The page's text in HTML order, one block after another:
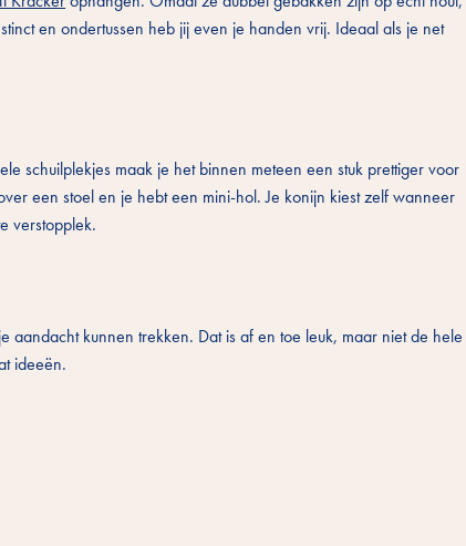
en ondertussen heb jij even je handen vrij. Ideaal als je net
schuilplekjes maak je het binnen meteen een stuk prettiger voor
een stoel en je hebt een mini-hol. Je konijn kiest zelf wanneer
verstopplek.
kunnen trekken. Dat is af en toe leuk, maar niet de hele
ideeën.